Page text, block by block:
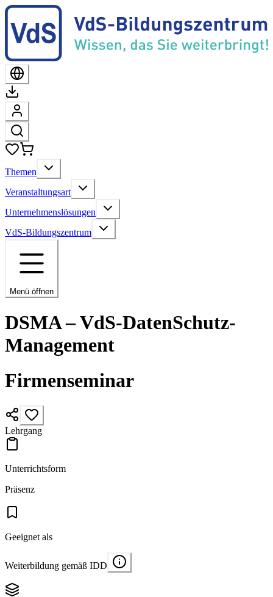
Themen
Veranstaltungsart
Unternehmenslösungen
VdS-Bildungszentrum
Menü öffnen
DSMA – VdS-DatenSchutz-
Management
Firmenseminar
Lehrgang
Unterrichtsform
Präsenz
Geeignet als
Weiterbildung gemäß IDD